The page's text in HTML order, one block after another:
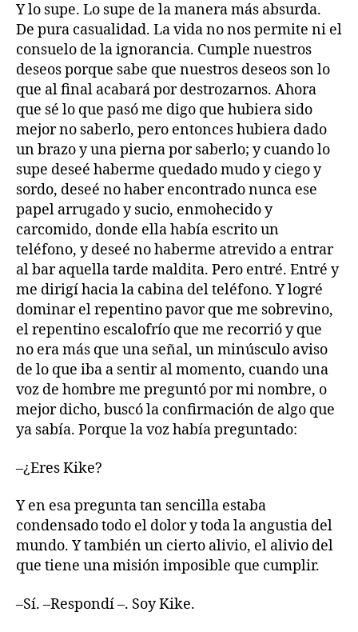
Y lo supe. Lo supe de la manera más absurda.
De pura casualidad. La vida no nos permite ni el
consuelo de la ignorancia. Cumple nuestros
deseos porque sabe que nuestros deseos son lo
que al final acabará por destrozarnos. Ahora
que sé lo que pasó me digo que hubiera sido
mejor no saberlo, pero entonces hubiera dado
un brazo y una pierna por saberlo; y cuando lo
supe deseé haberme quedado mudo y ciego y
sordo, deseé no haber encontrado nunca ese
papel arrugado y sucio, enmohecido y
carcomido, donde ella había escrito un
teléfono, y deseé no haberme atrevido a entrar
al bar aquella tarde maldita. Pero entré. Entré y
me dirigí hacia la cabina del teléfono. Y logré
dominar el repentino pavor que me sobrevino,
el repentino escalofrío que me recorrió y que
no era más que una señal, un minúsculo aviso
de lo que iba a sentir al momento, cuando una
voz de hombre me preguntó por mi nombre, o
mejor dicho, buscó la confirmación de algo que
ya sabía. Porque la voz había preguntado:
–¿Eres Kike?
Y en esa pregunta tan sencilla estaba
condensado todo el dolor y toda la angustia del
mundo. Y también un cierto alivio, el alivio del
que tiene una misión imposible que cumplir.
–Sí. –Respondí –. Soy Kike.